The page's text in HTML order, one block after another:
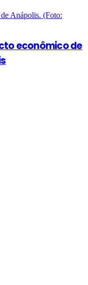
econômico de